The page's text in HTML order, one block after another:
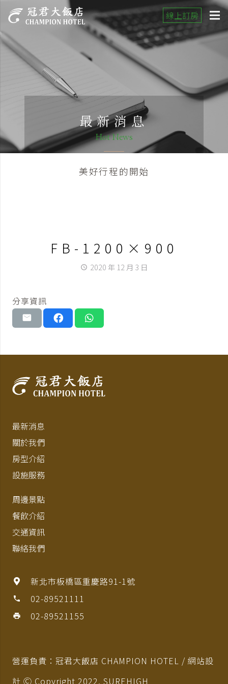
線上訂房
最新消息
Hot News
美好行程的開始
FB-1200×900
access_time 2020 年 12 月 3 日
分享資訊
最新消息
關於我們
房型介紹
設施服務
周邊景點
餐飲介紹
交通資訊
聯絡我們
新北市板橋區重慶路91-1號
phone 02-89521111
print 02-89521155
營運負責：冠君大飯店 CHAMPION HOTEL / 網站設
計 Ⓒ Copyright 2022, SUREHIGH